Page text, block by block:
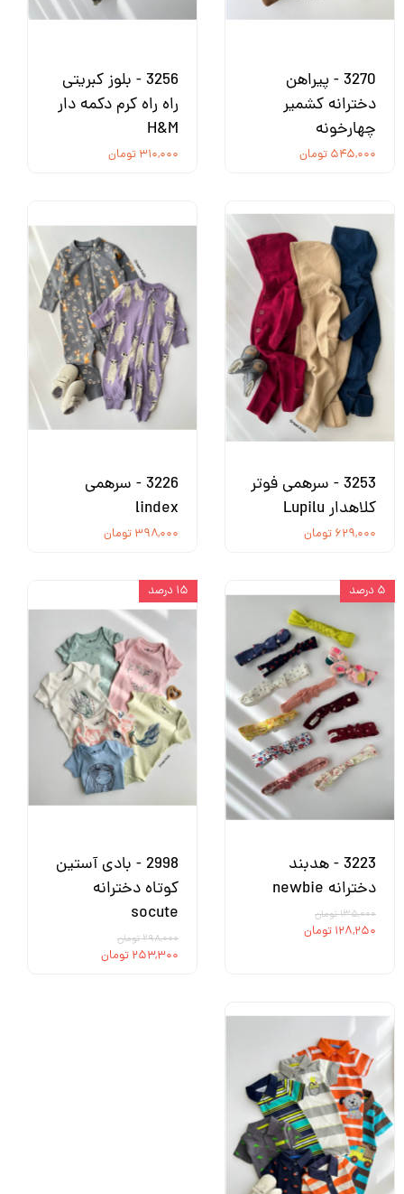
3270 - پیراهن
دخترانه کشمیر
چهارخونه
۵۴۵,۰۰۰ تومان
3256 - بلوز کبریتی
راه راه کرم دکمه دار
H&M
۳۱۰,۰۰۰ تومان
3253 - سرهمی فوتر
کلاهدار Lupilu
۶۲۹,۰۰۰ تومان
3226 - سرهمی
lindex
۳۹۸,۰۰۰ تومان
3223 - هدبند
دخترانه newbie
۱۳۵,۰۰۰ تومان
۱۲۸,۲۵۰ تومان
۵ درصد
2998 - بادی آستین
کوتاه دخترانه
socute
۲۹۸,۰۰۰ تومان
۲۵۳,۳۰۰ تومان
۱۵ درصد